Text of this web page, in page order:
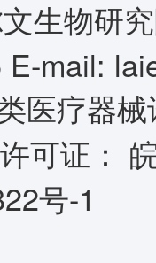
生物研
mail:
医疗器
可证：
号-1